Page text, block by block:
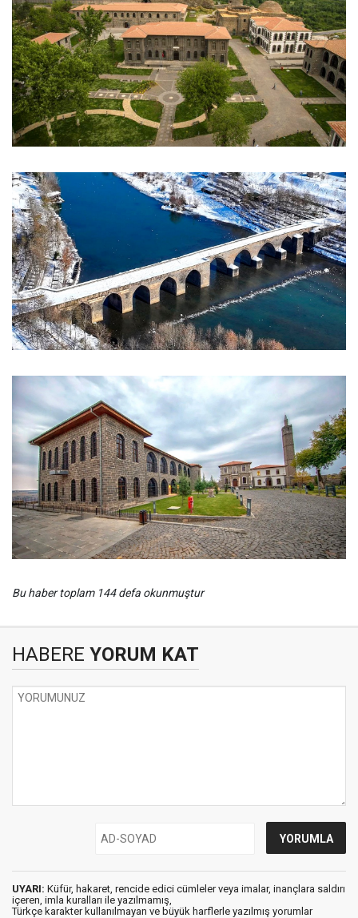
Bu haber toplam 144 defa okunmuştur
HABERE YORUM KAT
UYARI: Küfür, hakaret, rencide edici cümleler veya imalar, inançlara saldırı
içeren, imla kuralları ile yazılmamış,
Türkçe karakter kullanılmayan ve büyük harflerle yazılmış yorumlar